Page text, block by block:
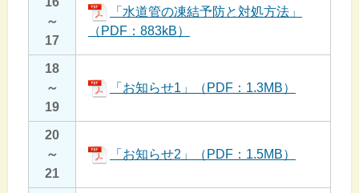
～
17
「水道管の凍結予防と対処方法」
（PDF：883kB）
18
～
19
「お知らせ1」（PDF：1.3MB）
20
～
21
「お知らせ2」（PDF：1.5MB）